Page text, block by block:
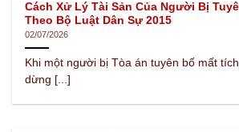
Cách Xử Lý Tài Sản Của Người Bị
Theo Bộ Luật Dân Sự 2015
02/07/2026
Khi một người bị Tòa án tuyên bố mất
dừng [...]